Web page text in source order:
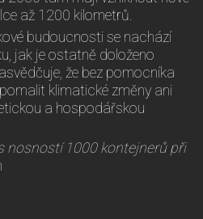
až 1200 kilometrů.
budoucnosti se nachází
jak je ostatně doloženo
že bez pomocníka
klimatické změny ani
a hospodářskou
nosností 1000 kontejnerů při